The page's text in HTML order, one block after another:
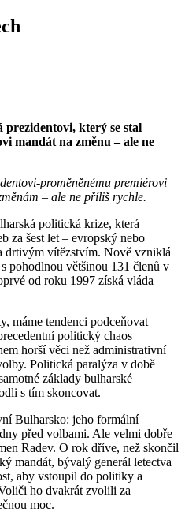
prezidentovi, který se stal
mandát na změnu – ale ne
proměněnému premiérovi
– ale ne příliš rychle.
politická krize, která
za šest let – evropský nebo
drtivým vítězstvím. Nově vzniklá
pohodlnou většinou 131 členů v
od roku 1997 získá vláda
máme tendenci podceňovat
politický chaos
horší věci než administrativní
Politická paralýza v době
základy bulharské
s tím skoncovat.
Bulharsko: jeho formální
před volbami. Ale velmi dobře
Radev. O rok dříve, než skončil
mandát, bývalý generál letectva
aby vstoupil do politiky a
ho dvakrát zvolili za
moc.